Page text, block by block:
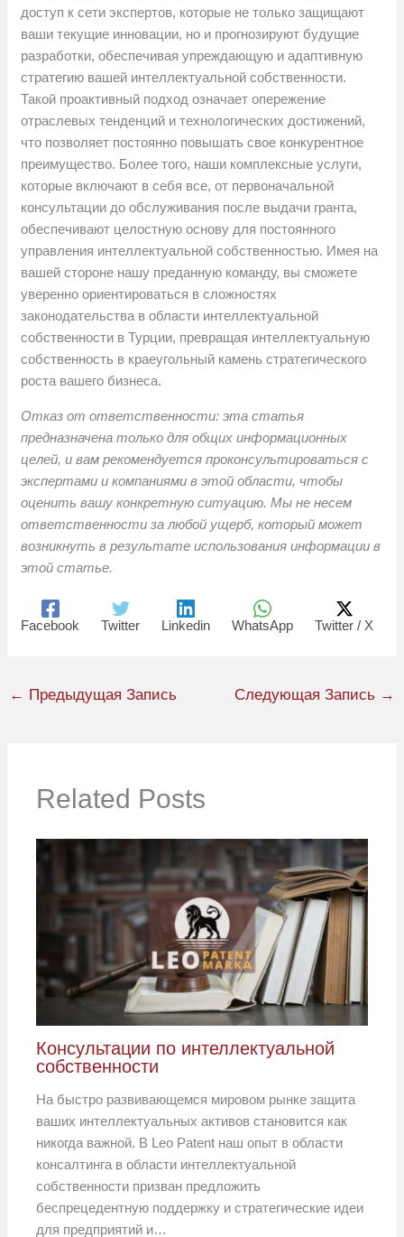
доступ к сети экспертов, которые не только защищают
ваши текущие инновации, но и прогнозируют будущие
разработки, обеспечивая упреждающую и адаптивную
стратегию вашей интеллектуальной собственности.
Такой проактивный подход означает опережение
отраслевых тенденций и технологических достижений,
что позволяет постоянно повышать свое конкурентное
преимущество. Более того, наши комплексные услуги,
которые включают в себя все, от первоначальной
консультации до обслуживания после выдачи гранта,
обеспечивают целостную основу для постоянного
управления интеллектуальной собственностью. Имея на
вашей стороне нашу преданную команду, вы сможете
уверенно ориентироваться в сложностях
законодательства в области интеллектуальной
собственности в Турции, превращая интеллектуальную
собственность в краеугольный камень стратегического
роста вашего бизнеса.
Отказ от ответственности: эта статья
предназначена только для общих информационных
целей, и вам рекомендуется проконсультироваться с
экспертами и компаниями в этой области, чтобы
оценить вашу конкретную ситуацию. Мы не несем
ответственности за любой ущерб, который может
возникнуть в результате использования информации в
этой статье.
Facebook Twitter Linkedin WhatsApp Twitter / X
← Предыдущая Запись Следующая Запись →
Related Posts
Консультации по интеллектуальной
собственности
На быстро развивающемся мировом рынке защита
ваших интеллектуальных активов становится как
никогда важной. В Leo Patent наш опыт в области
консалтинга в области интеллектуальной
собственности призван предложить
беспрецедентную поддержку и стратегические идеи
для предприятий и…